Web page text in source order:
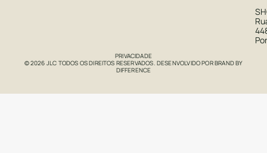
PRIVACIDADE
© 2026 JLC TODOS OS DIREITOS RESERVADOS. DESENVOLVIDO PORBRAND BY
DIFFERENCE